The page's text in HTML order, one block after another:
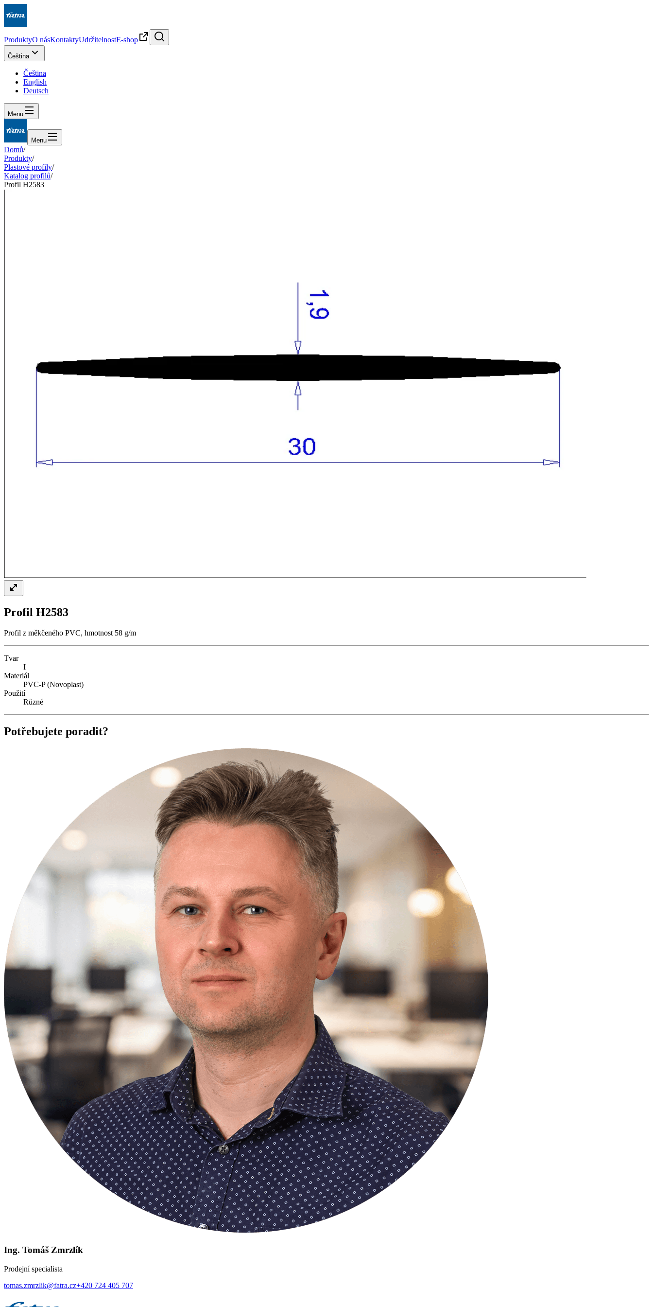
ProduktyO násKontaktyUdržitelnostE-shop
Čeština
Čeština
English
Deutsch
Menu
Menu
Domů/
Produkty/
Plastové profily/
Katalog profilů/
Profil H2583
Profil H2583
Profil z měkčeného PVC, hmotnost 58 g/m
Tvar
I
Materiál
PVC-P (Novoplast)
Použití
Různé
Potřebujete poradit?
Ing. Tomáš Zmrzlík
Prodejní specialista
tomas.zmrzlik@fatra.cz+420 724 405 707